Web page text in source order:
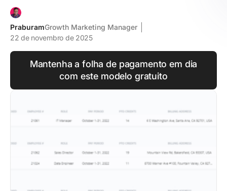
PraburamGrowth Marketing Manager
22 de novembro de 2025
Mantenha a folha de pagamento em dia
com este modelo gratuito